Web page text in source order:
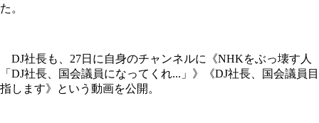
た。
DJ社長も、27日に自身のチャンネルに《NHKをぶっ壊す人
「DJ社長、国会議員になってくれ...」》《DJ社長、国会議員目
指します》という動画を公開。